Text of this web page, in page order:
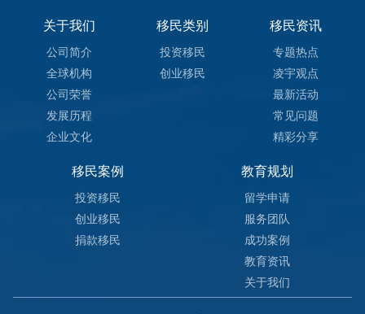
关于我们
公司简介
全球机构
公司荣誉
发展历程
企业文化
移民类别
投资移民
创业移民
移民资讯
专题热点
凌宇观点
最新活动
常见问题
精彩分享
移民案例
投资移民
创业移民
捐款移民
教育规划
留学申请
服务团队
成功案例
教育资讯
关于我们